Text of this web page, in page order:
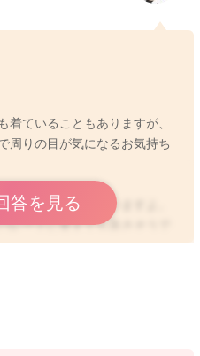
ていることもありますが、
周りの目が気になるお気持ち
いければいいと思いますよ。
レートに変えても良さそうで
ごく楽に感じるようになりま
答を見る